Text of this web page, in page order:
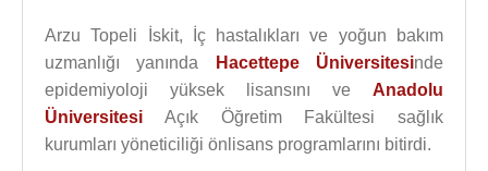
Arzu Topeli İskit, İç hastalıkları ve yoğun bakım
uzmanlığı yanında
Hacettepe Üniversitesinde
epidemiyoloji yüksek lisansını ve Anadolu
Üniversitesi Açık Öğretim Fakültesi sağlık
kurumları yöneticiliği önlisans programlarını bitirdi.